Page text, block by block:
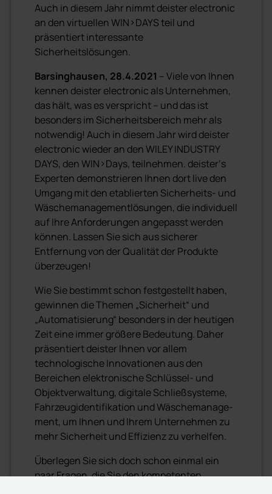
Auch in diesem Jahr nimmt deister electronic
an den virtuellen WIN>DAYS teil und
präsentiert interessante
Sicherheitslösungen.
Barsinghausen, 28.4.2021 – Viele von Ihnen
kennen deister electronic als Unternehmen,
das hält, was es verspricht – und das ist
besonders im Sicherheitsbereich mehr als
notwendig! Auch in diesem Jahr wird deister
electronic wieder an den WILEY INDUSTRY
DAYS, den WIN>Days, teilnehmen. deister‘s
Experten demonstrieren Ihnen dort live den
Umgang mit den etablierten Sicherheits- und
Wäschemanagementlösungen, die individuell
auf Ihre Anforderungen angepasst werden
können. Lassen Sie sich aus sicherer
Entfernung von der Qualität der Produkte
überzeugen!
Wie Sie bestimmt schon festgestellt haben,
gewinnen die Themen „Sicherheit“ und
„Automatisierung“ besonders in der heutigen
Zeit eine immer größere Bedeutung. Daher
präsentiert deister Ihnen vor allem
technologische Innovationen aus den
Bereichen elektronische Schlüssel- und
Objektver­waltung, digitale Schließsysteme,
Fahrzeugidentifikation und Wäschemanage­
ment, um Ihnen und Ihrem Unternehmen zu
mehr Sicherheit und Effizienz zu verhelfen.
Überlegen Sie sich doch schon einmal ein
paar Fragen, die Sie den kompetenten